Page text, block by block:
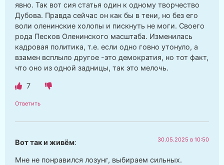
явно. Так вот сия статья один к одному творчество
Дубова. Правда сейчас он как бы в тени, но без его
воли оленинские холопы и пискнуть не моги. Своего
рода Песков Оленинского масштаба. Изменилась
кадровая политика, т.е. если одно говно утонуло, а
взамен всплыло другое -это демократия, но тот факт,
что оно из одной задницы, так это мелочь.
7
Ответить
Вот так и живём: 30.05.2025 в 10:50
Мне не понравился лозунг, выбираем сильных.